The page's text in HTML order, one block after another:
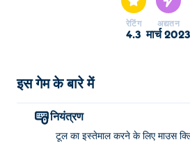
रेटिंग
4.3
अद्यतन
मार्च 2023
इस गेम के बारे में
नियंत्रण
टूल का इस्तेमाल करने के लिए माउस